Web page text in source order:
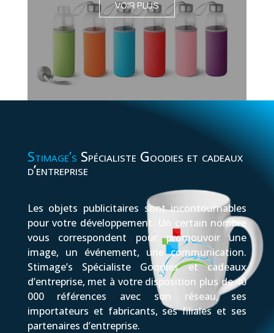
VOIR PLUS
Stimage’s Spécialiste Goodies et cadeaux
d’entreprise
Les objets publicitaires sont incontournables
pour votre développement. Un certain nombre
vous correspondent pour promouvoir une
image, un événement, une communication.
Stimage’s Spécialiste Goodies et cadeaux
d’entreprise, met à votre disposition plus de 40
000 références avec son réseau, ses
importateurs et fabricants, ses filiales et ses
partenaires d’entreprise.